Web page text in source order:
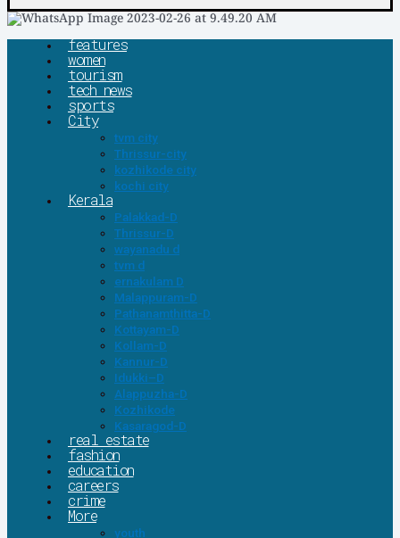
features
women
tourism
tech news
sports
City
tvm city
Thrissur-city
kozhikode city
kochi city
Kerala
Palakkad-D
Thrissur-D
wayanadu d
tvm d
ernakulam D
Malappuram-D
Pathanamthitta-D
Kottayam-D
Kollam-D
Kannur-D
Idukki–D
Alappuzha-D
Kozhikode
Kasaragod-D
real estate
fashion
education
careers
crime
More
youth